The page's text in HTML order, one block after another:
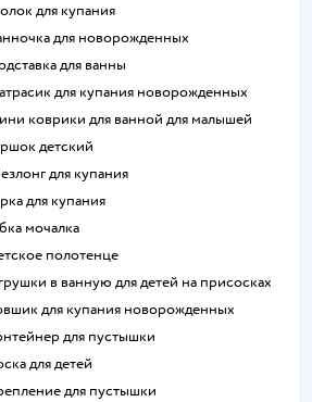
для купания
для новорожденных
для ванны
матрасик для купания новорожденных
мини коврики для ванной для малышей
детский
шезлонг для купания
для купания
мочалка
полотенце
игрушки в ванную для детей на присосках
для купания новорожденных
для пустышки
для детей
для пустышки